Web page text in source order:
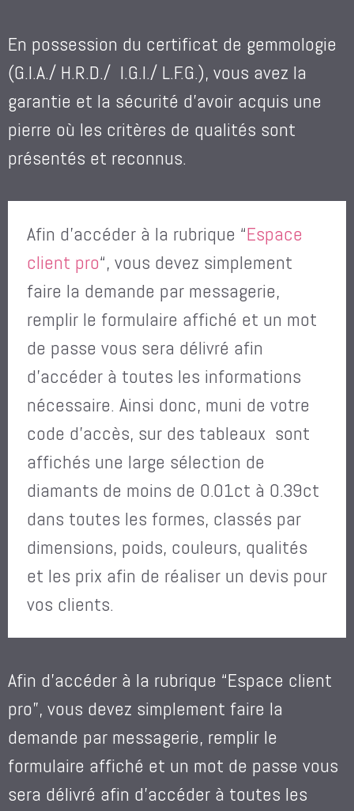
En possession du certificat de gemmologie
(G.I.A./ H.R.D./ I.G.I./ L.F.G.), vous avez la
garantie et la sécurité d’avoir acquis une
pierre où les critères de qualités sont
présentés et reconnus.
Afin d’accéder à la rubrique “Espace
client pro“, vous devez simplement
faire la demande par messagerie,
remplir le formulaire affiché et un mot
de passe vous sera délivré afin
d’accéder à toutes les informations
nécessaire. Ainsi donc, muni de votre
code d’accès, sur des tableaux sont
affichés une large sélection de
diamants de moins de 0.01ct à 0.39ct
dans toutes les formes, classés par
dimensions, poids, couleurs, qualités
et les prix afin de réaliser un devis pour
vos clients.
Afin d’accéder à la rubrique “Espace client
pro”, vous devez simplement faire la
demande par messagerie, remplir le
formulaire affiché et un mot de passe vous
sera délivré afin d’accéder à toutes les